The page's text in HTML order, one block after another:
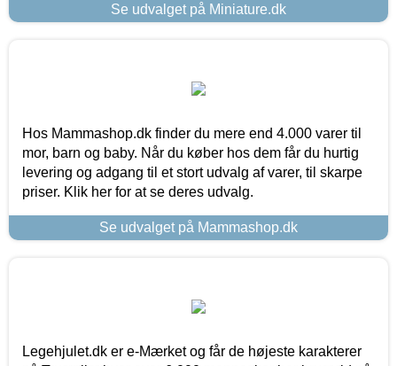
Se udvalget på Miniature.dk
Hos Mammashop.dk finder du mere end 4.000 varer til
mor, barn og baby. Når du køber hos dem får du hurtig
levering og adgang til et stort udvalg af varer, til skarpe
priser. Klik her for at se deres udvalg.
Se udvalget på Mammashop.dk
Legehjulet.dk er e-Mærket og får de højeste karakterer